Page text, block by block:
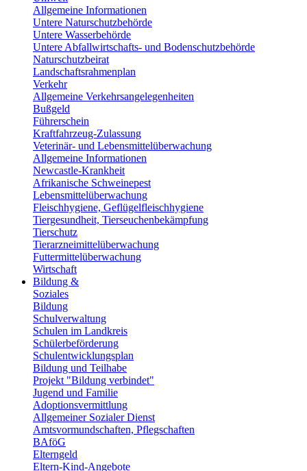
Allgemeine Informationen
Untere Naturschutzbehörde
Untere Wasserbehörde
Untere Abfallwirtschafts- und Bodenschutzbehörde
Naturschutzbeirat
Landschaftsrahmenplan
Verkehr
Allgemeine Verkehrsangelegenheiten
Bußgeld
Führerschein
Kraftfahrzeug-Zulassung
Veterinär- und Lebensmittelüberwachung
Allgemeine Informationen
Newcastle-Krankheit
Afrikanische Schweinepest
Lebensmittelüberwachung
Fleischhygiene, Geflügelfleischhygiene
Tiergesundheit, Tierseuchenbekämpfung
Tierschutz
Tierarzneimittelüberwachung
Futtermittelüberwachung
Wirtschaft
Bildung &
Soziales
Bildung
Schulverwaltung
Schulen im Landkreis
Schülerbeförderung
Schulentwicklungsplan
Bildung und Teilhabe
Projekt "Bildung verbindet"
Jugend und Familie
Adoptionsvermittlung
Allgemeiner Sozialer Dienst
Amtsvormundschaften, Pflegschaften
BAföG
Elterngeld
Eltern-Kind-Angebote